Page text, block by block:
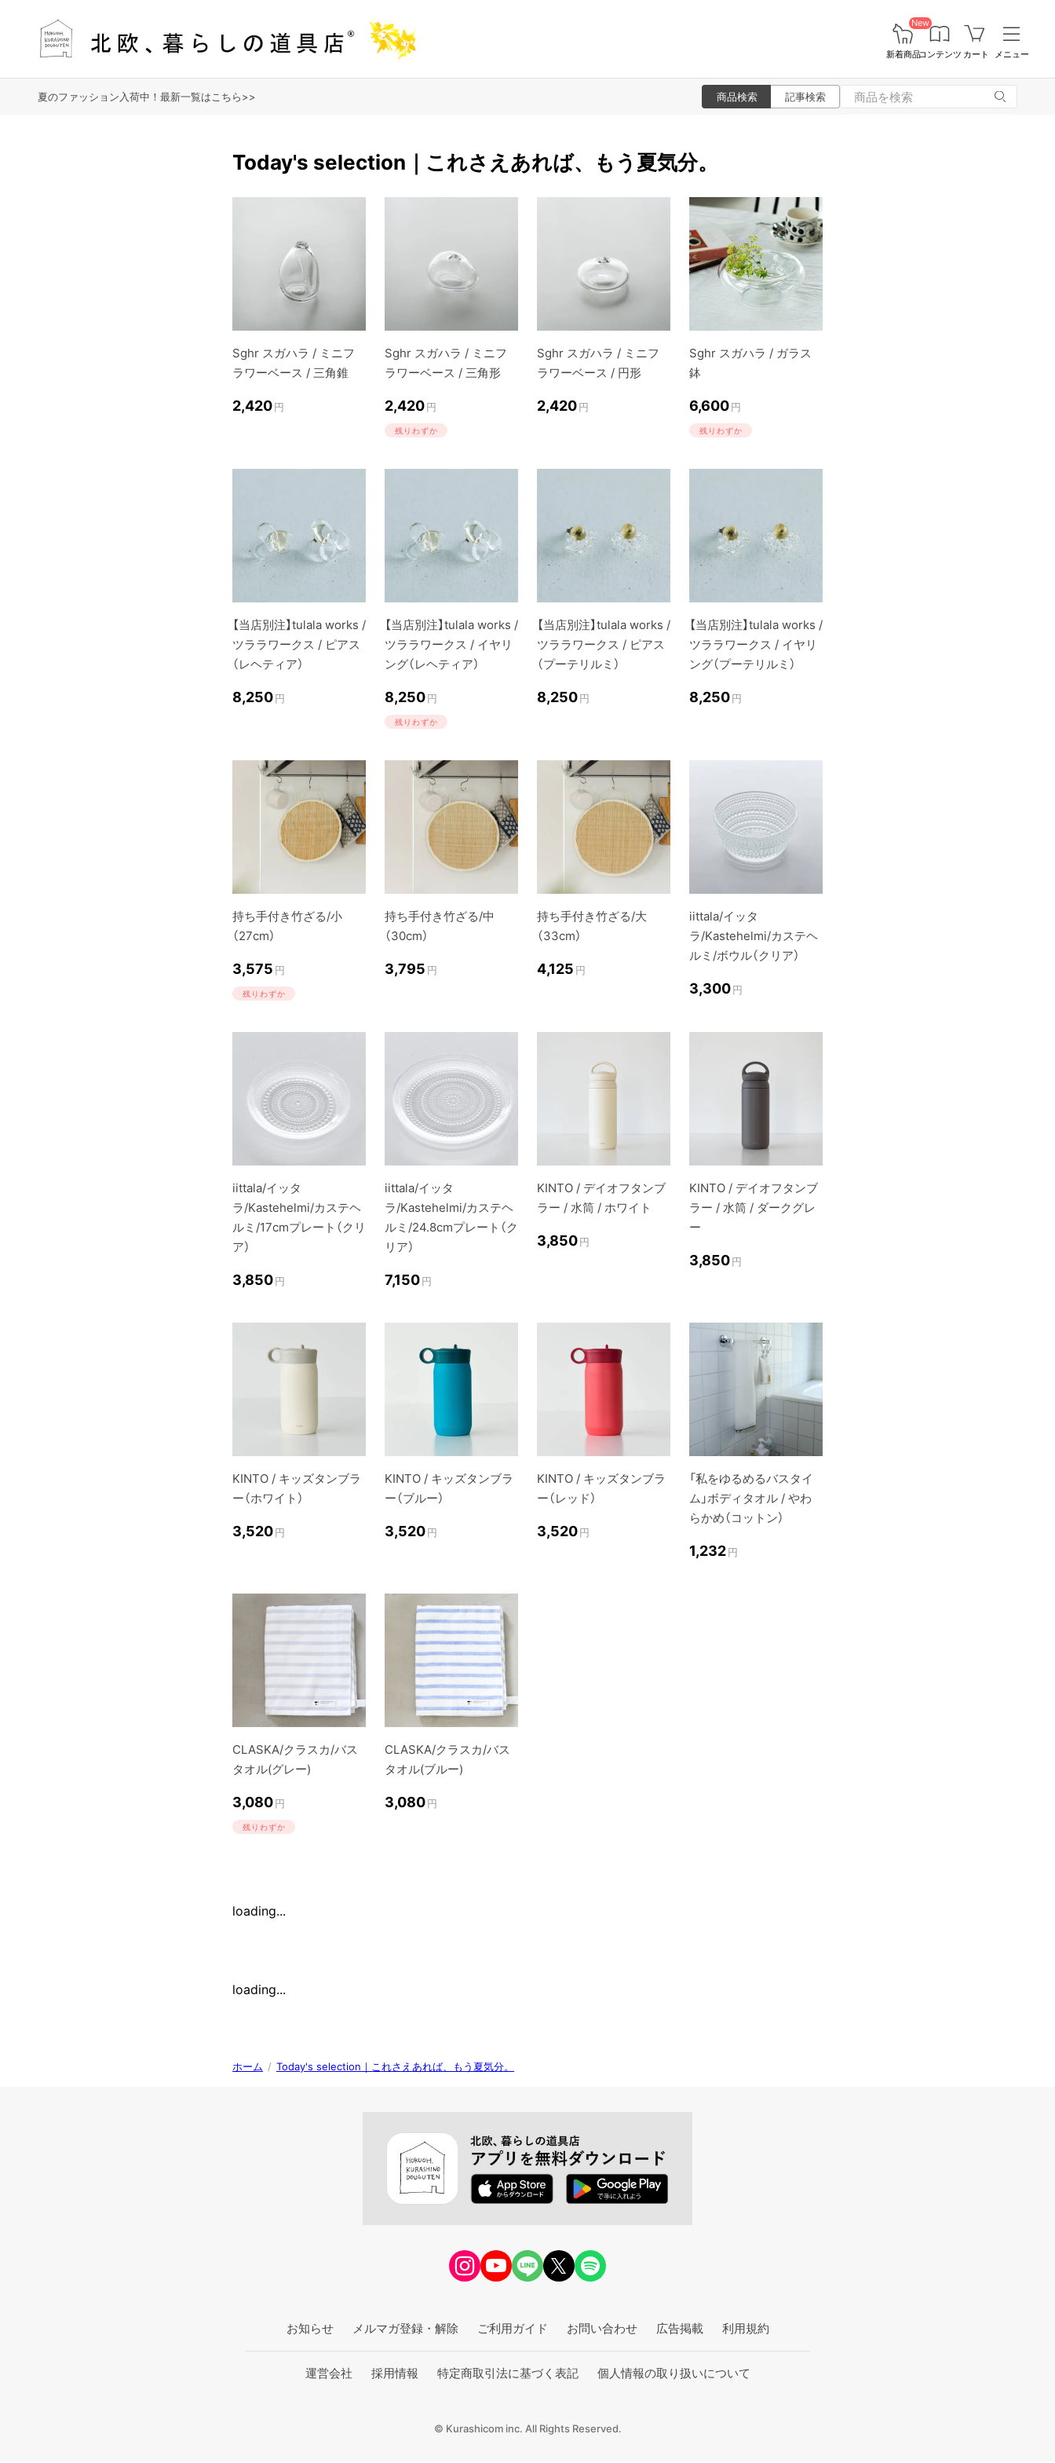
New
新着商品コンテンツ カート メニュー
夏のファッション入荷中！最新一覧はこちら>> 商品検索 記事検索
Today's selection｜これさえあれば、もう夏気分。
Sghr スガハラ / ミニフ
ラワーベース / 三角錐
2,420円
Sghr スガハラ / ミニフ
ラワーベース / 三角形
2,420円
残りわずか
Sghr スガハラ / ミニフ
ラワーベース / 円形
2,420円
Sghr スガハラ / ガラス
鉢
6,600円
残りわずか
【当店別注】tulala works /
ツララワークス / ピアス
（レヘティア）
8,250円
【当店別注】tulala works /
ツララワークス / イヤリ
ング（レヘティア）
8,250円
残りわずか
【当店別注】tulala works /
ツララワークス / ピアス
（プーテリルミ）
8,250円
【当店別注】tulala works /
ツララワークス / イヤリ
ング（プーテリルミ）
8,250円
持ち手付き竹ざる/小
（27cm）
3,575 円
残りわずか
持ち手付き竹ざる/中
（30cm）
3,795 円
持ち手付き竹ざる/大
（33cm）
4,125 円
iittala/イッタ
ラ/Kastehelmi/カステヘ
ルミ/ボウル（クリア）
3,300円
iittala/イッタ
ラ/Kastehelmi/カステヘ
ルミ/17cmプレート（クリ
ア）
3,850円
iittala/イッタ
ラ/Kastehelmi/カステヘ
ルミ/24.8cmプレート（ク
リア）
7,150円
KINTO / デイオフタンブ
ラー / 水筒 / ホワイト
3,850円
KINTO / デイオフタンブ
ラー / 水筒 / ダークグレ
ー
3,850円
KINTO / キッズタンブラ
ー（ホワイト）
3,520円
KINTO / キッズタンブラ
ー（ブルー）
3,520円
KINTO / キッズタンブラ
ー（レッド）
3,520円
「私をゆるめるバスタイ
ム」ボディタオル / やわ
らかめ（コットン）
1,232円
CLASKA/クラスカ/バス
タオル(グレー)
3,080円
残りわずか
CLASKA/クラスカ/バス
タオル(ブルー)
3,080円
loading...
loading...
ホーム / Today's selection｜これさえあれば、もう夏気分。
お知らせ メルマガ登録・解除 ご利用ガイド お問い合わせ 広告掲載 利用規約
運営会社 採用情報 特定商取引法に基づく表記 個人情報の取り扱いについて
© Kurashicom inc. All Rights Reserved.